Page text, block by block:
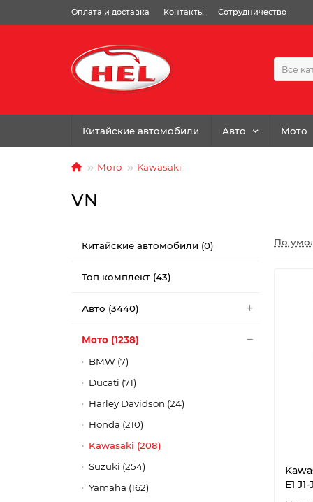
Оплата и доставка Контакты Сотрудничество
Все
Китайские автомобили Авто Мото
Мото Kawasaki
VN
Китайские автомобили (0)
Топ комплект (43)
Авто (3440)
Мото (1238)
BMW (7)
Ducati (71)
Harley Davidson (24)
Honda (210)
Kawasaki (208)
Suzuki (254)
Yamaha (162)
По
E1